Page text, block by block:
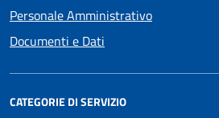
Personale Amministrativo
Documenti e Dati
CATEGORIE DI SERVIZIO